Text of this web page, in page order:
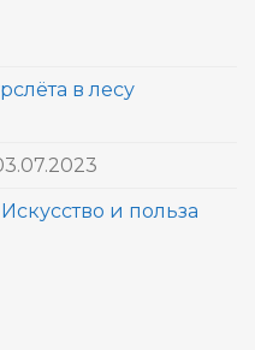
в лесу
и польза